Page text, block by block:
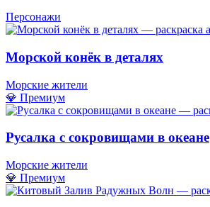
Персонажи
Морской конёк в деталях
Морские жители
💎 Премиум
Русалка с сокровищами в океане
Морские жители
💎 Премиум